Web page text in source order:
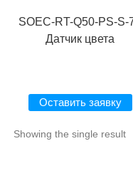
SOEC-RT-Q50-PS-S-
Датчик цвета
Оставить заявку
Showing the single result